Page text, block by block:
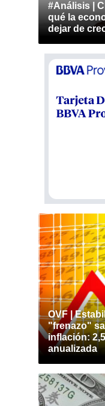
#Análisis |
qué la
dejar de
OVF |
"frenazo"
inflación:
anualizada